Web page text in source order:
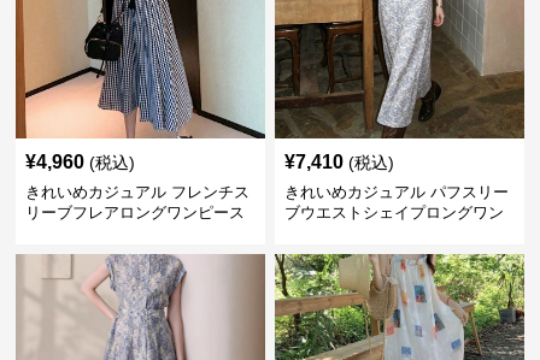
¥4,960 (税込)
きれいめカジュアル フレンチス
リーブフレアロングワンピース
人ナチュラル ゆったり大きいサ
イズ 夏ワンピ
¥7,410 (税込)
きれいめカジュアル パフスリー
ブウエストシェイプロングワン
ブルー花柄 レトロ夏ワンピ